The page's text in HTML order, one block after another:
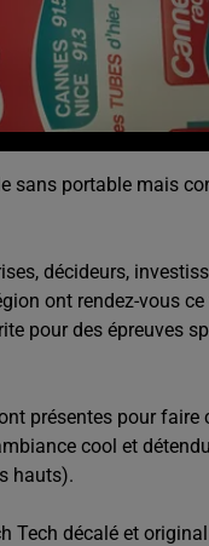
sans portable mais
décideurs,
ont rendez-vous
pour des épreuves
présentes pour faire
cool et
hauts).
Tech décalé et